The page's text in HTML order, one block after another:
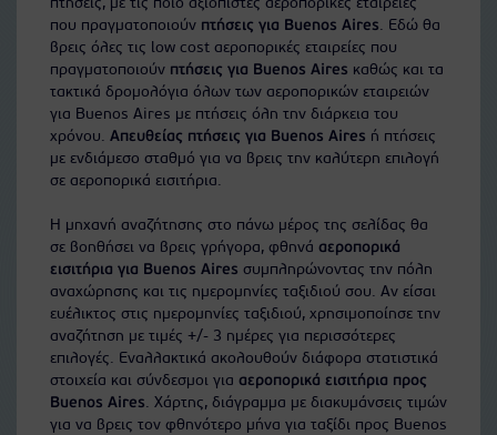
πτήσεις, με τις ποιο αξιόπιστες αεροπορικές εταιρείες
που πραγματοποιούν πτήσεις για Buenos Aires. Εδώ θα
βρεις όλες τις low cost αεροπορικές εταιρείες που
πραγματοποιούν πτήσεις για Buenos Aires καθώς και τα
τακτικά δρομολόγια όλων των αεροπορικών εταιρειών
για Buenos Aires με πτήσεις όλη την διάρκεια του
χρόνου. Απευθείας πτήσεις για Buenos Aires ή πτήσεις
με ενδιάμεσο σταθμό για να βρεις την καλύτερη επιλογή
σε αεροπορικά εισιτήρια.
Η μηχανή αναζήτησης στο πάνω μέρος της σελίδας θα
σε βοηθήσει να βρεις γρήγορα, φθηνά αεροπορικά
εισιτήρια για Buenos Aires συμπληρώνοντας την πόλη
αναχώρησης και τις ημερομηνίες ταξιδιού σου. Αν είσαι
ευέλικτος στις ημερομηνίες ταξιδιού, χρησιμοποίησε την
αναζήτηση με τιμές +/- 3 ημέρες για περισσότερες
επιλογές. Εναλλακτικά ακολουθούν διάφορα στατιστικά
στοιχεία και σύνδεσμοι για αεροπορικά εισιτήρια προς
Buenos Aires. Χάρτης, διάγραμμα με διακυμάνσεις τιμών
για να βρεις τον φθηνότερο μήνα για ταξίδι προς Buenos